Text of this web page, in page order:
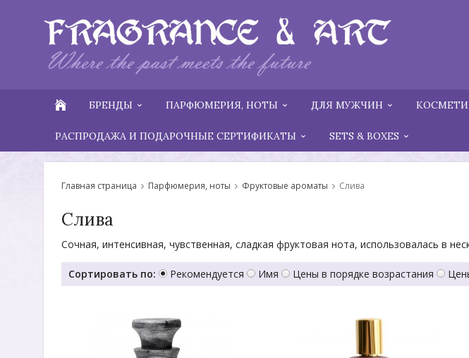
БРЕНДЫ ПАРФЮМЕРИЯ, НОТЫ ДЛЯ МУЖЧИН
РАСПРОДАЖА И ПОДАРОЧНЫЕ СЕРТИФИКАТЫ SETS & BOXES
Главная страница Парфюмерия, ноты Фруктовые ароматы Слива
Слива
Сочная, интенсивная, чувственная, сладкая фруктовая нота, использовалась в
Сортировать по: Рекомендуется Имя Цены в порядке возрастания